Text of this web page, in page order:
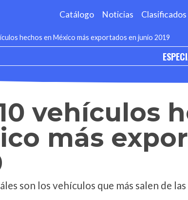
Catálogo Noticias Clasificados
hechos en México más exportados en junio 2019
vehículos
más
son los vehículos que más salen de